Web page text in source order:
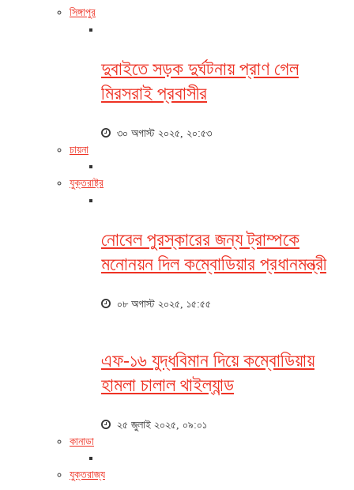
সিঙ্গাপুর
দুবাইতে সড়ক দুর্ঘটনায় প্রাণ গেল
মিরসরাই প্রবাসীর
৩০ অগাস্ট ২০২৫, ২০:৫৩
চায়না
যুক্তরাষ্ট্র
নোবেল পুরস্কারের জন্য ট্রাম্পকে
মনোনয়ন দিল কম্বোডিয়ার প্রধানমন্ত্রী
০৮ অগাস্ট ২০২৫, ১৫:৫৫
এফ-১৬ যুদ্ধবিমান দিয়ে কম্বোডিয়ায়
হামলা চালাল থাইল্যান্ড
২৫ জুলাই ২০২৫, ০৯:০১
কানাডা
যুক্তরাজ্য